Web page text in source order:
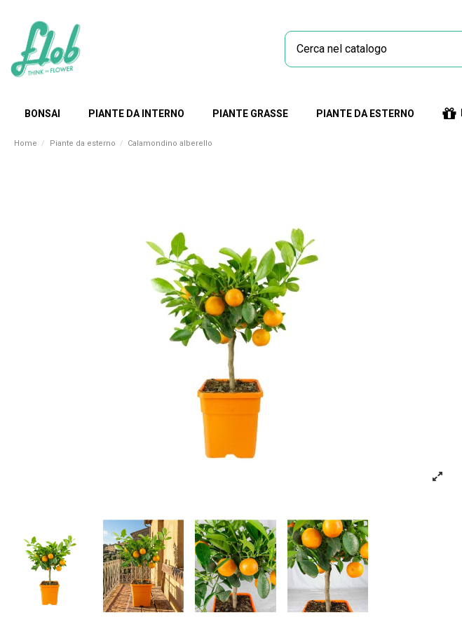
BONSAI PIANTE DA INTERNO PIANTE GRASSE PIANTE DA ESTERNO
Home Piante da esterno Calamondino alberello